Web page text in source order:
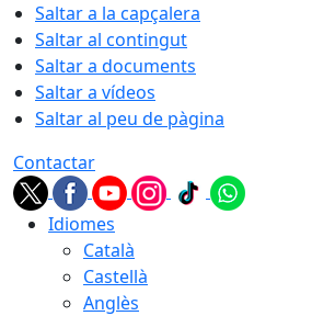
Saltar a la capçalera
Saltar al contingut
Saltar a documents
Saltar a vídeos
Saltar al peu de pàgina
Contactar
Idiomes
Català
Castellà
Anglès